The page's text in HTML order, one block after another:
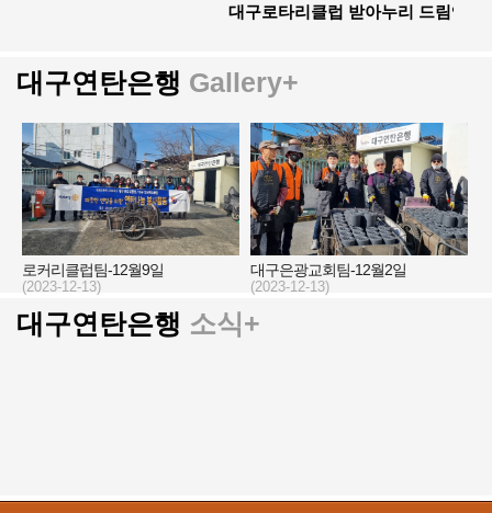
대구로타리클럽 받아누리 드림엔
대구연탄은행 Gallery+
로커리클럽팀-12월9일
(2023-12-13)
대구은광교회팀-12월2일
(2023-12-13)
대구연탄은행 소식+